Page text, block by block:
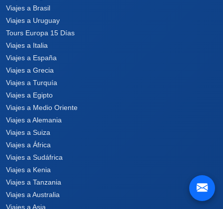
Viajes a Brasil
Viajes a Uruguay
Tours Europa 15 Días
Viajes a Italia
Viajes a España
Viajes a Grecia
Viajes a Turquía
Viajes a Egipto
Viajes a Medio Oriente
Viajes a Alemania
Viajes a Suiza
Viajes a África
Viajes a Sudáfrica
Viajes a Kenia
Viajes a Tanzania
Viajes a Australia
Viajes a Asia